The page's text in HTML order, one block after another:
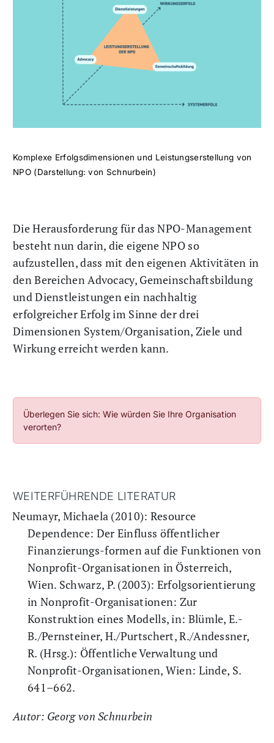
Komplexe Erfolgsdimensionen und Leistungserstellung von
NPO (Darstellung: von Schnurbein)
Die Herausforderung für das NPO-Management
besteht nun darin, die eigene NPO so
aufzustellen, dass mit den eigenen Aktivitäten in
den Bereichen Advocacy, Gemeinschaftsbildung
und Dienstleistungen ein nachhaltig
erfolgreicher Erfolg im Sinne der drei
Dimensionen System/Organisation, Ziele und
Wirkung erreicht werden kann.
Überlegen Sie sich: Wie würden Sie Ihre Organisation
verorten?
WEITERFÜHRENDE LITERATUR
Neumayr, Michaela (2010): Resource
Dependence: Der Einfluss öffentlicher
Finanzierungs-formen auf die Funktionen von
Nonprofit-Organisationen in Österreich,
Wien. Schwarz, P. (2003): Erfolgsorientierung
in Nonprofit-Organisationen: Zur
Konstruktion eines Modells, in: Blümle, E.-
B./Pernsteiner, H./Purtschert, R./Andessner,
R. (Hrsg.): Öffentliche Verwaltung und
Nonprofit-Organisationen, Wien: Linde, S.
641–662.
Autor: Georg von Schnurbein